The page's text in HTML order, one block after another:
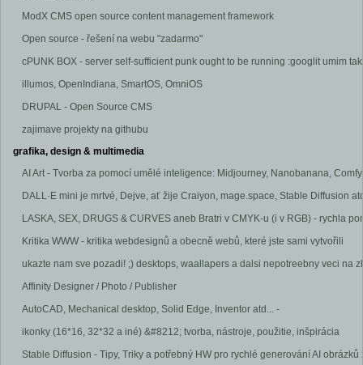
ModX CMS open source content management framework
Open source - řešení na webu "zadarmo"
cPUNK BOX - server self-sufficient punk ought to be running :googlit umim
illumos, OpenIndiana, SmartOS, OmniOS
DRUPAL - Open Source CMS
zajimave projekty na githubu
grafika, design & multimedia
AI Art - Tvorba za pomocí umělé inteligence: Midjourney, Nanobanana,
DALL·E mini je mrtvé, Dejve, ať žije Craiyon, mage.space, Stable Diffusion
LASKA, SEX, DRUGS & CURVES aneb Bratri v CMYK-u (i v RGB) - rychla
Kritika WWW - kritika webdesignů a obecně webů, které jste sami vytvořili
ukazte nam sve pozadi! ;) desktops, waallapers a dalsi nepotreebny veci na
Affinity Designer / Photo / Publisher
AutoCAD, Mechanical desktop, Solid Edge, Inventor atd... -
ikonky (16*16, 32*32 a iné) &#8212; tvorba, nástroje, použitie, inšpirácia
Stable Diffusion - Tipy, Triky a potřebný HW pro rychlé generování AI obrázků